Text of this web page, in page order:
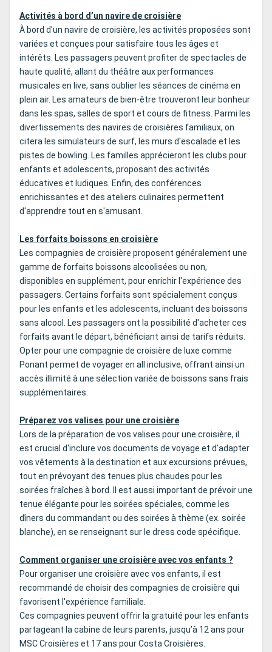
Activités à bord d’un navire de croisière
À bord d'un navire de croisière, les activités proposées sont
variées et conçues pour satisfaire tous les âges et
intérêts. Les passagers peuvent profiter de spectacles de
haute qualité, allant du théâtre aux performances
musicales en live, sans oublier les séances de cinéma en
plein air. Les amateurs de bien-être trouveront leur bonheur
dans les spas, salles de sport et cours de fitness. Parmi les
divertissements des navires de croisières familiaux, on
citera les simulateurs de surf, les murs d'escalade et les
pistes de bowling. Les familles apprécieront les clubs pour
enfants et adolescents, proposant des activités
éducatives et ludiques. Enfin, des conférences
enrichissantes et des ateliers culinaires permettent
d'apprendre tout en s'amusant.
Les forfaits boissons en croisière
Les compagnies de croisière proposent généralement une
gamme de forfaits boissons alcoolisées ou non,
disponibles en supplément, pour enrichir l'expérience des
passagers. Certains forfaits sont spécialement conçus
pour les enfants et les adolescents, incluant des boissons
sans alcool. Les passagers ont la possibilité d'acheter ces
forfaits avant le départ, bénéficiant ainsi de tarifs réduits.
Opter pour une compagnie de croisière de luxe comme
Ponant permet de voyager en all inclusive, offrant ainsi un
accès illimité à une sélection variée de boissons sans frais
supplémentaires.
Préparez vos valises pour une croisière
Lors de la préparation de vos valises pour une croisière, il
est crucial d'inclure vos documents de voyage et d'adapter
vos vêtements à la destination et aux excursions prévues,
tout en prévoyant des tenues plus chaudes pour les
soirées fraîches à bord. Il est aussi important de prévoir une
tenue élégante pour les soirées spéciales, comme les
dîners du commandant ou des soirées à thème (ex. soirée
blanche), en se renseignant sur le dress code spécifique.
Comment organiser une croisière avec vos enfants ?
Pour organiser une croisière avec vos enfants, il est
recommandé de choisir des compagnies de croisière qui
favorisent l'expérience familiale.
Ces compagnies peuvent offrir la gratuité pour les enfants
partageant la cabine de leurs parents, jusqu’à 12 ans pour
MSC Croisières et 17 ans pour Costa Croisières.